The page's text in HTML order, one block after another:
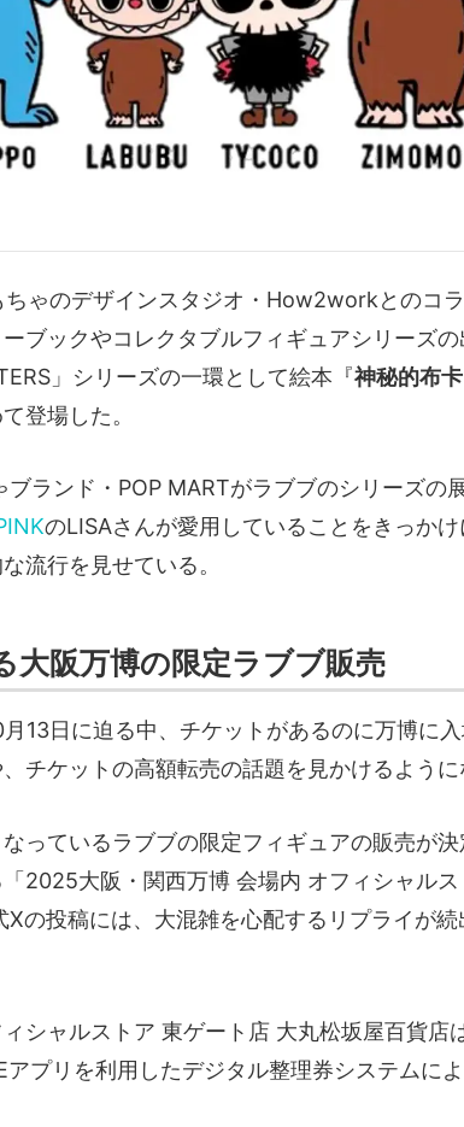
ちゃのデザインスタジオ・How2workとのコ
ブックやコレクタブルフィギュアシリーズの
」シリーズの一環として絵本『神秘的布卡
登場した。
ランド・POP MARTがラブブのシリーズの
のLISAさんが愛用していることをきっか
流行を見せている。
大阪万博の限定ラブブ販売
13日に迫る中、チケットがあるのに万博に
チケットの高額転売の話題を見かけるように
っているラブブの限定フィギュアの販売が
2025大阪・関西万博 会場内 オフィシャルス
の投稿には、大混雑を心配するリプライが続
シャルストア 東ゲート店 大丸松坂屋百貨店
プリを利用したデジタル整理券システムに